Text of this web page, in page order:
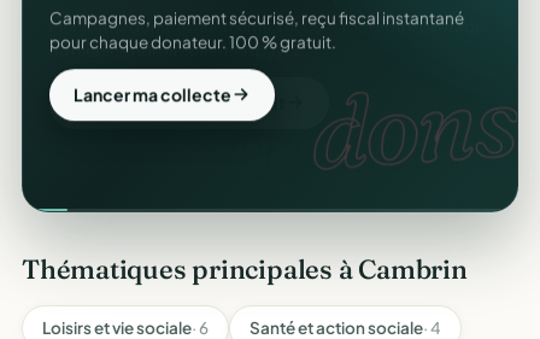
dons.
Campagnes, paiement sécurisé, reçu fiscal instantané
pour chaque donateur. 100 % gratuit.
Lancer ma collecte
Thématiques principales à Cambrin
Loisirs et vie sociale· 6 Santé et action sociale· 4